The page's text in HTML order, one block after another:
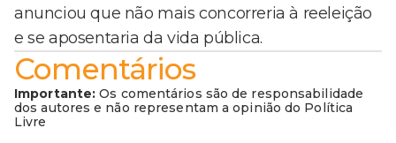
anunciou que não mais concorreria à reeleição
e se aposentaria da vida pública.
Comentários
Importante: Os comentários são de responsabilidade
dos autores e não representam a opinião do Política
Livre